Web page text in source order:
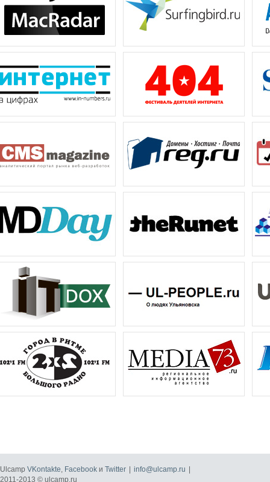
Ulcamp VKontakte, Facebook и Twitter info@ulcamp.ru
2011-2013 © ulcamp.ru